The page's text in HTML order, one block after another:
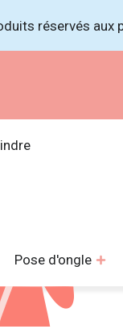
réservés
Pose d'ongle